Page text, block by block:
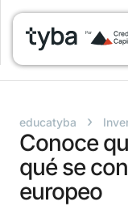
educatyba ›
Conoce
qué se
europeo